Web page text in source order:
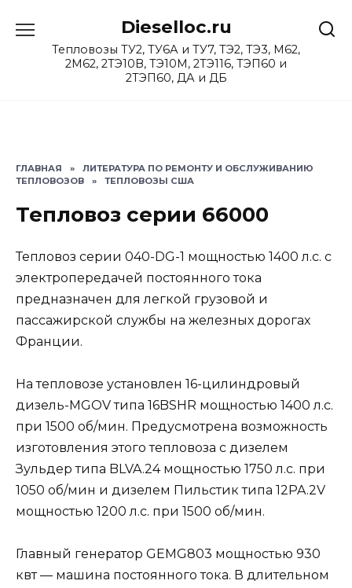
содержанию
Dieselloc.ru
Тепловозы ТУ2, ТУ6А и ТУ7, ТЭ2, ТЭ3, М62,
2М62, 2ТЭ10В, ТЭ10М, 2ТЭ116, ТЭП60 и
2ТЭП60, ДА и ДБ
ГЛАВНАЯ »
ЛИТЕРАТУРА ПО РЕМОНТУ И ОБСЛУЖИВАНИЮ
ТЕПЛОВОЗОВ
» ТЕПЛОВОЗЫ США
Тепловоз серии 66000
Тепловоз серии 040-DG-1 мощностью 1400 л.с. с
электропередачей постоянного тока
предназначен для легкой грузовой и
пассажирской службы на железных дорогах
Франции.
На тепловозе установлен 16-цилиндровый
дизель-MGOV типа 16BSHR мощностью 1400 л.с.
при 1500 об/мин. Предусмотрена возможность
изготовления этого тепловоза с дизелем
Зульдер типа BLVA.24 мощностью 1750 л.с. при
1050 об/мин и дизелем Пильстик типа 12PA.2V
мощностью 1200 л.с. при 1500 об/мин.
Главный генератор GEMG803 мощностью 930
квт — машина постоянного тока. В длительном